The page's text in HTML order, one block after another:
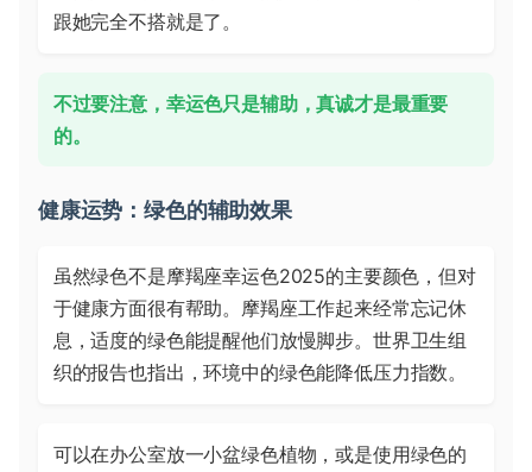
跟她完全不搭就是了。
不过要注意，幸运色只是辅助，真诚才是最重要
的。
健康运势：绿色的辅助效果
虽然绿色不是摩羯座幸运色2025的主要颜色，但对
于健康方面很有帮助。摩羯座工作起来经常忘记休
息，适度的绿色能提醒他们放慢脚步。世界卫生组
织的报告也指出，环境中的绿色能降低压力指数。
可以在办公室放一小盆绿色植物，或是使用绿色的